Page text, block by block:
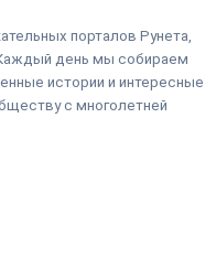
порталов Рунета,
день мы собираем
истории и интересные
с многолетней